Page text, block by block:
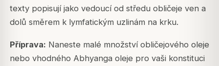
texty popisují jako vedoucí od středu obličeje ven a
dolů směrem k lymfatickým uzlinám na krku.
Příprava: Naneste malé množství obličejového oleje
nebo vhodného Abhyanga oleje pro vaši konstituci